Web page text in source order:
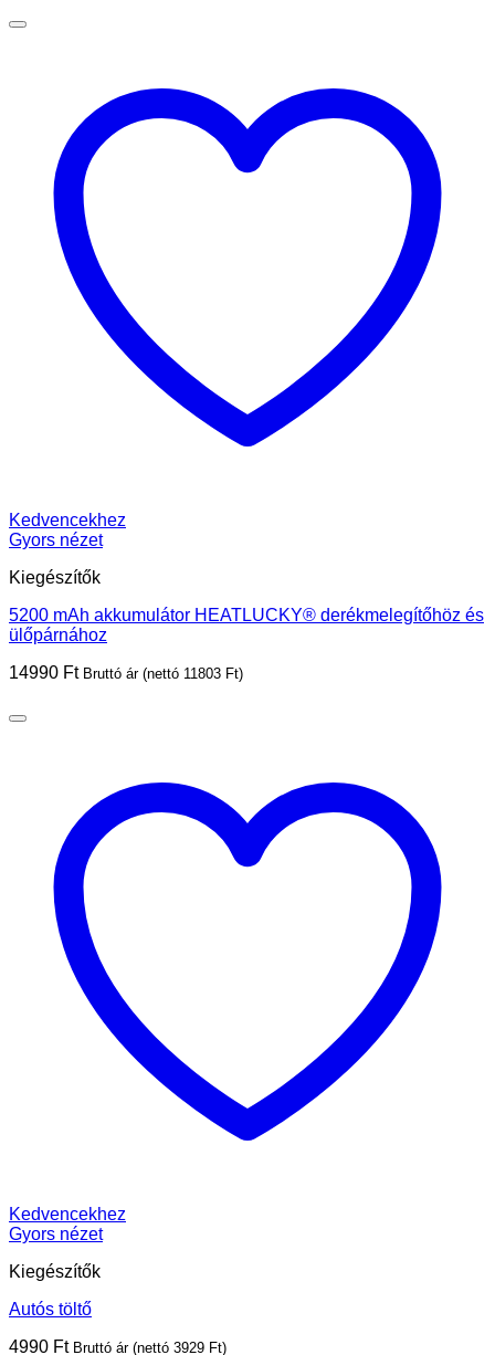
Kedvencekhez
Gyors nézet
Kiegészítők
5200 mAh akkumulátor HEATLUCKY® derékmelegítőhöz és
ülőpárnához
14990 Ft Bruttó ár (nettó 11803 Ft)
Kedvencekhez
Gyors nézet
Kiegészítők
Autós töltő
4990 Ft Bruttó ár (nettó 3929 Ft)